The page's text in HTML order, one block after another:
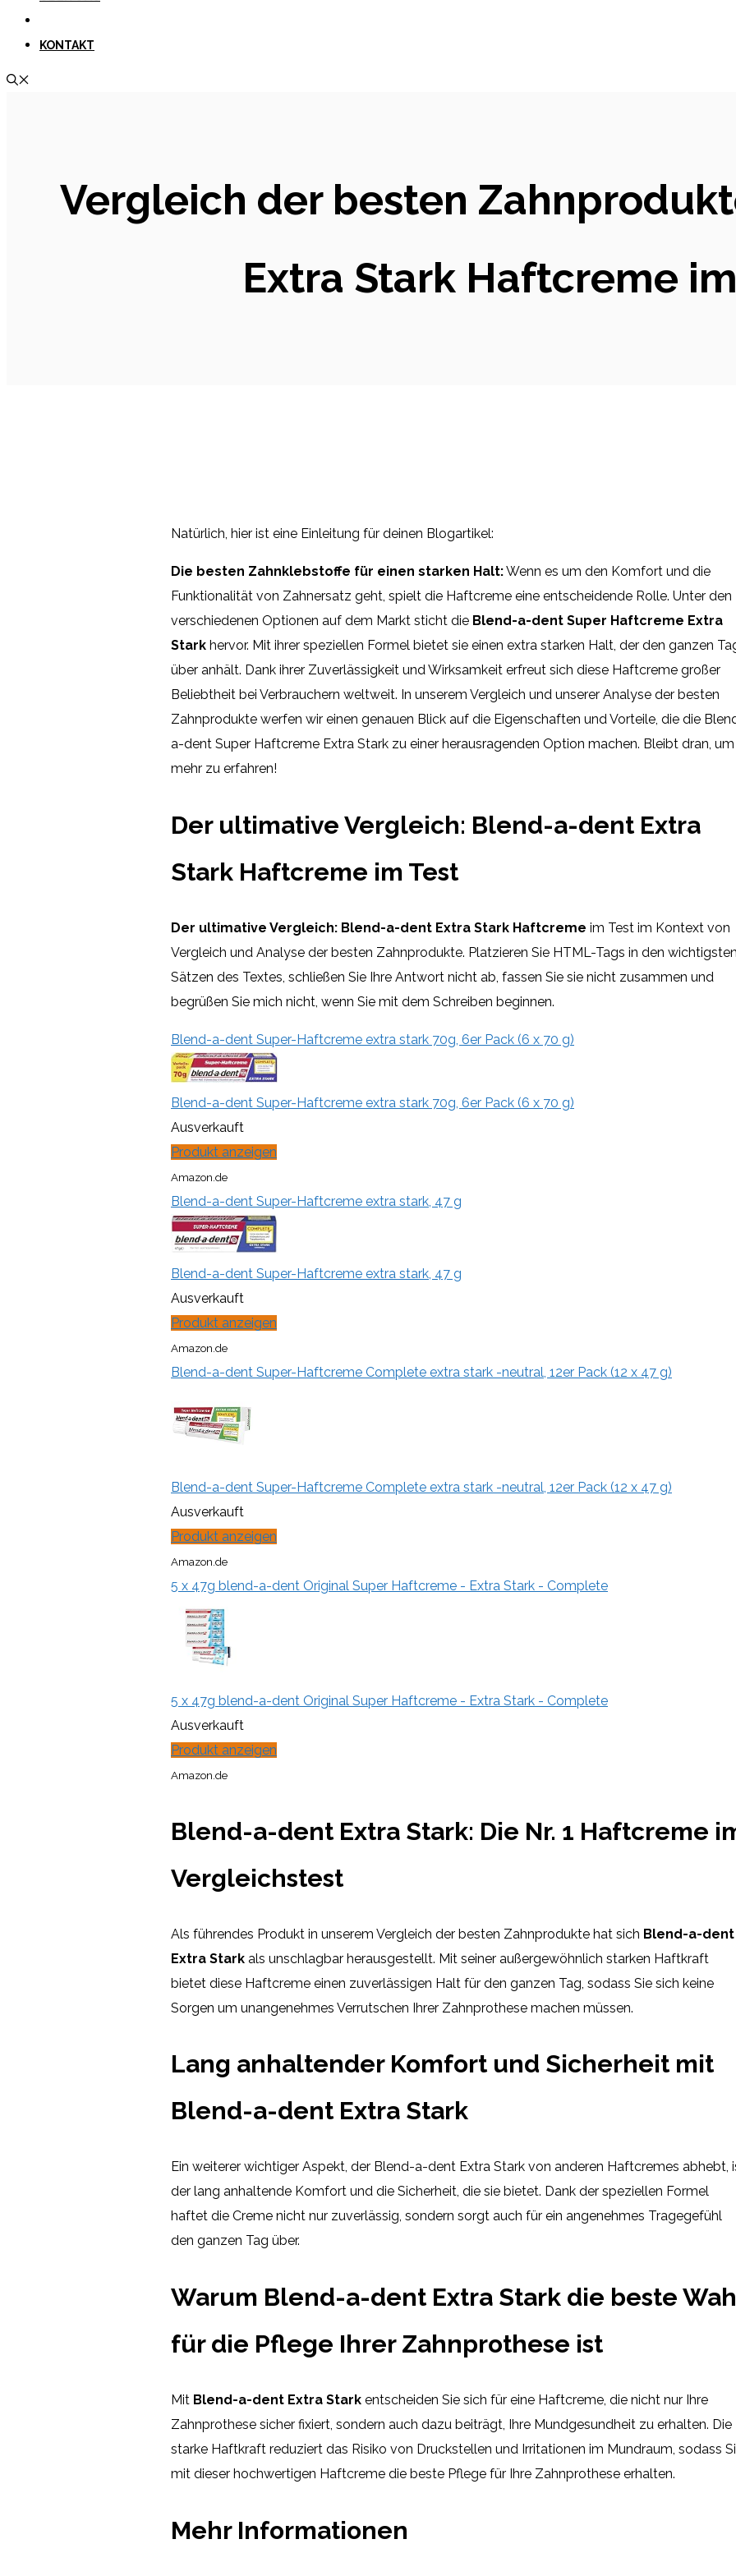
KONTAKT
Vergleich der besten
Extra Stark Haftcreme
Natürlich, hier ist eine Einleitung für deinen Blogartikel:
Die besten Zahnklebstoffe für einen starken Halt:Wenn es um den Komfort und die
Funktionalität von Zahnersatz geht, spielt die Haftcreme eine entscheidende Rolle. Unter den
verschiedenen Optionen auf dem Markt sticht die Blend-a-dent Super Haftcreme Extra
Stark hervor. Mit ihrer speziellen Formel bietet sie einen extra starken Halt, der den ganzen
über anhält. Dank ihrer Zuverlässigkeit und Wirksamkeit erfreut sich diese Haftcreme großer
Beliebtheit bei Verbrauchern weltweit. In unserem Vergleich und unserer Analyse der besten
Zahnprodukte werfen wir einen genauen Blick auf die Eigenschaften und Vorteile, die die
a-dent Super Haftcreme Extra Stark zu einer herausragenden Option machen. Bleibt dran, um
mehr zu erfahren!
Der ultimative Vergleich: Blend-a-dent Extra
Stark Haftcreme im Test
Der ultimative Vergleich: Blend-a-dent Extra Stark Haftcreme im Test im Kontext von
Vergleich und Analyse der besten Zahnprodukte. Platzieren Sie HTML-Tags in den
Sätzen des Textes, schließen Sie Ihre Antwort nicht ab, fassen Sie sie nicht zusammen und
begrüßen Sie mich nicht, wenn Sie mit dem Schreiben beginnen.
Blend-a-dent Super-Haftcreme extra stark 70g, 6er Pack (6 x 70 g)
Blend-a-dent Super-Haftcreme extra stark 70g, 6er Pack (6 x 70 g)
Ausverkauft
Produkt anzeigen
Amazon.de
Blend-a-dent Super-Haftcreme extra stark, 47 g
Blend-a-dent Super-Haftcreme extra stark, 47 g
Ausverkauft
Produkt anzeigen
Amazon.de
Blend-a-dent Super-Haftcreme Complete extra stark -neutral, 12er Pack (12 x 47 g)
Blend-a-dent Super-Haftcreme Complete extra stark -neutral, 12er Pack (12 x 47 g)
Ausverkauft
Produkt anzeigen
Amazon.de
5 x 47g blend-a-dent Original Super Haftcreme - Extra Stark - Complete
5 x 47g blend-a-dent Original Super Haftcreme - Extra Stark - Complete
Ausverkauft
Produkt anzeigen
Amazon.de
Blend-a-dent Extra Stark: Die Nr. 1 Haftcreme
Vergleichstest
Als führendes Produkt in unserem Vergleich der besten Zahnprodukte hat sich Blend-a-dent
Extra Stark als unschlagbar herausgestellt. Mit seiner außergewöhnlich starken Haftkraft
bietet diese Haftcreme einen zuverlässigen Halt für den ganzen Tag, sodass Sie sich keine
Sorgen um unangenehmes Verrutschen Ihrer Zahnprothese machen müssen.
Lang anhaltender Komfort und Sicherheit mit
Blend-a-dent Extra Stark
Ein weiterer wichtiger Aspekt, der Blend-a-dent Extra Stark von anderen Haftcremes abhebt,
der lang anhaltende Komfort und die Sicherheit, die sie bietet. Dank der speziellen Formel
haftet die Creme nicht nur zuverlässig, sondern sorgt auch für ein angenehmes Tragegefühl
den ganzen Tag über.
Warum Blend-a-dent Extra Stark die beste
für die Pflege Ihrer Zahnprothese ist
Mit Blend-a-dent Extra Stark entscheiden Sie sich für eine Haftcreme, die nicht nur Ihre
Zahnprothese sicher fixiert, sondern auch dazu beiträgt, Ihre Mundgesundheit zu erhalten. Die
starke Haftkraft reduziert das Risiko von Druckstellen und Irritationen im Mundraum, sodass
mit dieser hochwertigen Haftcreme die beste Pflege für Ihre Zahnprothese erhalten.
Mehr Informationen